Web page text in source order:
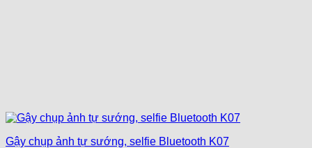
Gậy chụp ảnh tự sướng, selfie Bluetooth K07